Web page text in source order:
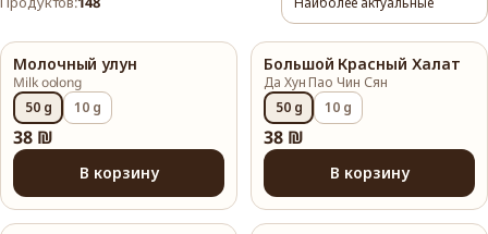
Молочный улун
Milk oolong
50 g
10 g
38 ₪
В корзину
Большой Красный Халат
Да Хун Пао Чин Сян
50 g
10 g
38 ₪
В корзину